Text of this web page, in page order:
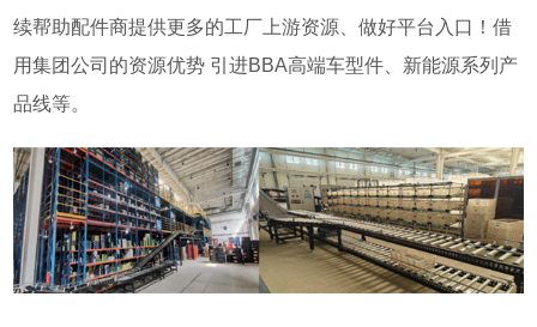
续帮助配件商提供更多的工厂上游资源、做好平台入口！借
用集团公司的资源优势 引进BBA高端车型件、新能源系列产
品线等。